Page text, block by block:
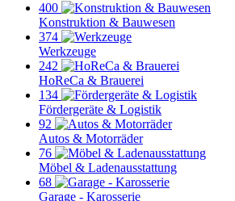
400
Konstruktion & Bauwesen
374
Werkzeuge
242
HoReCa & Brauerei
134
Fördergeräte & Logistik
92
Autos & Motorräder
76
Möbel & Ladenausstattung
68
Garage - Karosserie